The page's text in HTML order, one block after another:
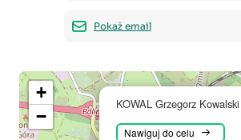
Pokaż email
KOWAL Grzegorz Kowalski
Nawiguj do celu
+
−